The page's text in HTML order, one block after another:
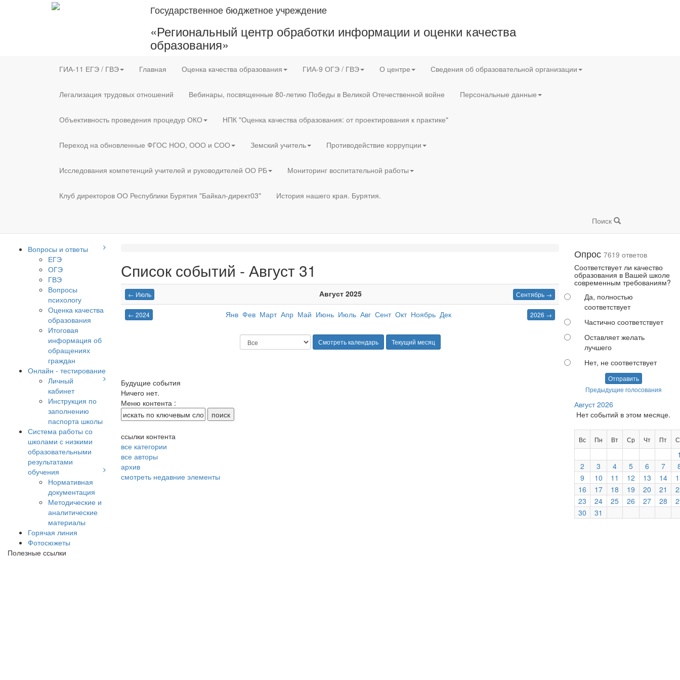
Государственное бюджетное учреждение
«Региональный центр обработки информации и оценки качества
образования»
ГИА-11 ЕГЭ / ГВЭ Главная Оценка качества образования ГИА-9 ОГЭ / ГВЭ О центре Сведения об образовательной организации
Легализация трудовых отношений Вебинары, посвященные 80-летию Победы в Великой Отечественной войне Персональные данные
Объективность проведения процедур ОКО НПК "Оценка качества образования: от проектирования к практике"
Переход на обновленные ФГОС НОО, ООО и СОО Земский учитель Противодействие коррупции
Исследования компетенций учителей и руководителей ОО РБ Мониторинг воспитательной работы
Клуб директоров ОО Республики Бурятия "Байкал-директ03" История нашего края. Бурятия.
Поиск
Вопросы и ответы
ЕГЭ
ОГЭ
ГВЭ
Вопросы
психологу
Оценка качества
образования
Итоговая
информация об
обращениях
граждан
Онлайн - тестирование
Личный
кабинет
Инструкция по
заполнению
паспорта школы
Система работы со
школами с низкими
образовательными
результатами
обучения
Нормативная
документация
Методические и
аналитические
материалы
Горячая линия
Фотосюжеты
Полезные ссылки
Список событий - Август 31
← Июль Август 2025 Сентябрь →
← 2024 Янв Фев Март Апр Май Июнь Июль Авг Сент Окт Ноябрь Дек 2026 →
Будущие события
Ничего нет.
Меню контента :
ссылки контента
все категории
все авторы
архив
смотреть недавние элементы
Опрос 7619 ответов
Соответствует ли качество
образования в Вашей школе
современным требованиям?
Да, полностью
соответствует
Частично соответствует
Оставляет желать
лучшего
Нет, не соответствует
Отправить
Предыдущие голосования
Август 2026
Нет событий в этом месяце.
Вс Пн Вт Ср Чт Пт
2
3 4 5 6 7
9
10 11 12 13 14
16
17 18 19 20 21
23
24 25 26 27 28
30
31